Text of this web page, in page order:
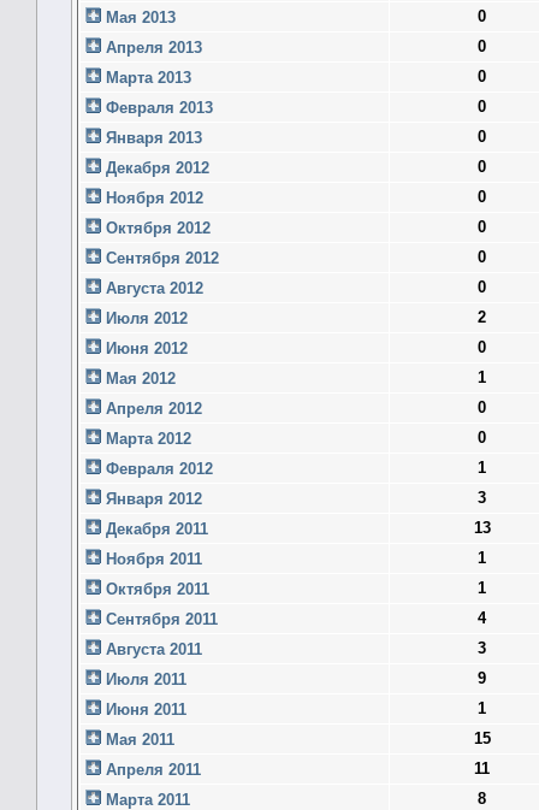
Мая 2013
0
Апреля 2013
0
Марта 2013
0
Февраля 2013
0
Января 2013
0
Декабря 2012
0
Ноября 2012
0
Октября 2012
0
Сентября 2012
0
Августа 2012
0
Июля 2012
2
Июня 2012
0
Мая 2012
1
Апреля 2012
0
Марта 2012
0
Февраля 2012
1
Января 2012
3
Декабря 2011
13
Ноября 2011
1
Октября 2011
1
Сентября 2011
4
Августа 2011
3
Июля 2011
9
Июня 2011
1
Мая 2011
15
Апреля 2011
11
Марта 2011
8